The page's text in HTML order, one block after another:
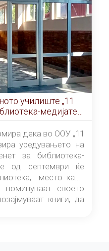
училиште „11
медијатека
дека во ООУ „11
уредувањето на
за библиотека-
од септември ќе
место каде
своето
книги, да